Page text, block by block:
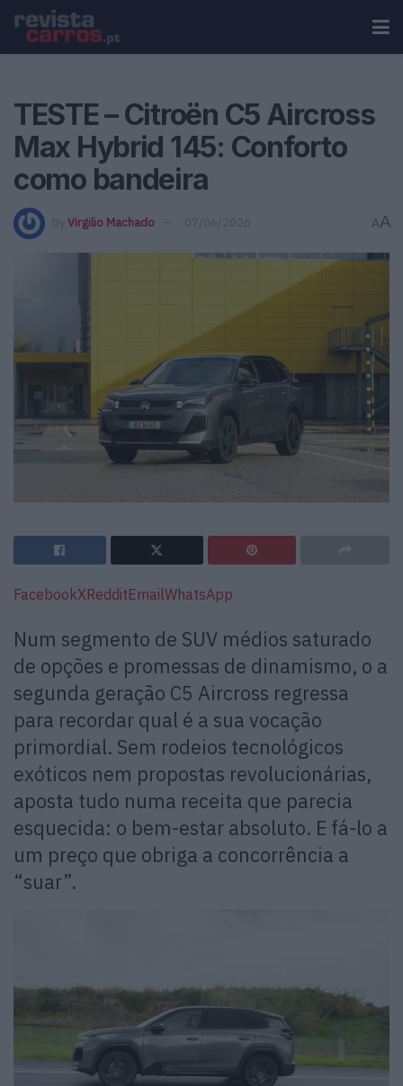
TESTE – Citroën C5 Aircross
Max Hybrid 145: Conforto
como bandeira
by Virgilio Machado 07/06/2026 AA
FacebookXRedditEmailWhatsApp
Num segmento de SUV médios saturado
de opções e promessas de dinamismo, o a
segunda geração C5 Aircross regressa
para recordar qual é a sua vocação
primordial. Sem rodeios tecnológicos
exóticos nem propostas revolucionárias,
aposta tudo numa receita que parecia
esquecida: o bem-estar absoluto. E fá-lo a
um preço que obriga a concorrência a
“suar”.